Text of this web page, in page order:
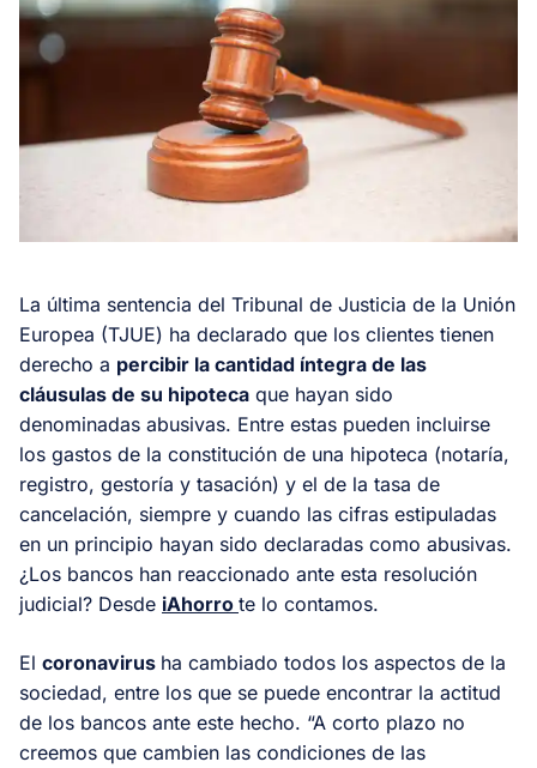
La última sentencia del Tribunal de Justicia de la Unión
Europea (TJUE) ha declarado que los clientes tienen
derecho a percibir la cantidad íntegra de las
cláusulas de su hipoteca que hayan sido
denominadas abusivas. Entre estas pueden incluirse
los gastos de la constitución de una hipoteca (notaría,
registro, gestoría y tasación) y el de la tasa de
cancelación, siempre y cuando las cifras estipuladas
en un principio hayan sido declaradas como abusivas.
¿Los bancos han reaccionado ante esta resolución
judicial? Desde iAhorro te lo contamos.
El coronavirus ha cambiado todos los aspectos de la
sociedad, entre los que se puede encontrar la actitud
de los bancos ante este hecho. “A corto plazo no
creemos que cambien las condiciones de las